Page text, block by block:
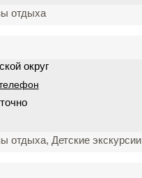
отдыха
округ
отдыха, Детские экскурсии